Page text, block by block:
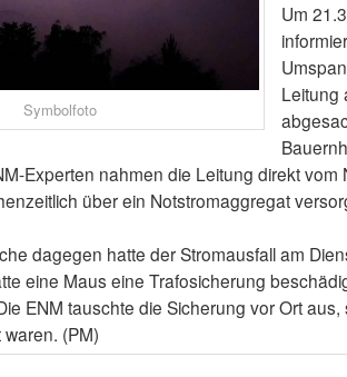
Symbolfoto
Um
Leitung
Experten nahmen die Leitung direkt vom
über ein Notstromaggregat
dagegen hatte der Stromausfall am
eine Maus eine Trafosicherung
ENM tauschte die Sicherung vor Ort
(PM)